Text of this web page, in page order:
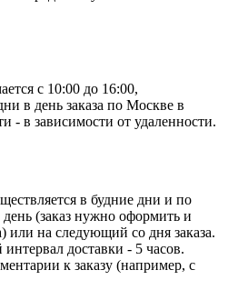
с 10:00 до 16:00,
в день заказа по Москве в
- в зависимости от удаленности.
в будние дни и по
(заказ нужно оформить и
или на следующий со дня заказа.
доставки - 5 часов.
к заказу (например, с